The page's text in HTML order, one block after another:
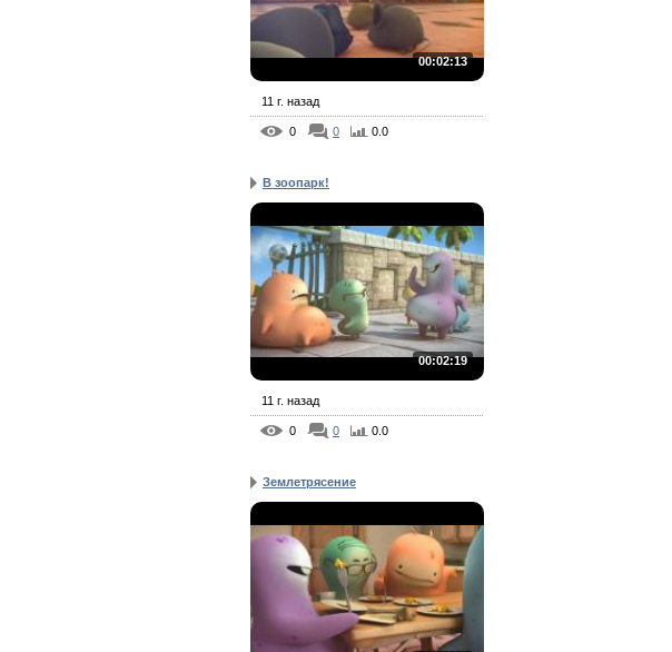
00:02:13
11 г. назад
0 0 0.0
В зоопарк!
00:02:19
11 г. назад
0 0 0.0
Землетрясение